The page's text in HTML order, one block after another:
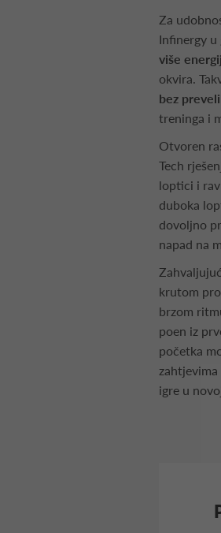
Za
Infinergy u
više
okvira.
bez
treninga i
Otvoren
Tech
loptici i
duboka
dovoljno
napad na
krutom
brzom
poen iz
početka
igre u